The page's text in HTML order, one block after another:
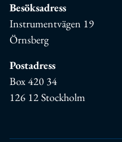
Besöksadress
Instrumentvägen 19
Örnsberg
Postadress
Box 420 34
126 12 Stockholm